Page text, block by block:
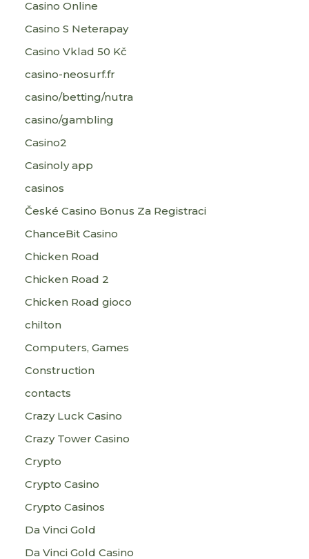
Casino Online
Casino S Neterapay
Casino Vklad 50 Kč
casino-neosurf.fr
casino/betting/nutra
casino/gambling
Casino2
Casinoly app
casinos
České Casino Bonus Za Registraci
ChanceBit Casino
Chicken Road
Chicken Road 2
Chicken Road gioco
chilton
Computers, Games
Construction
contacts
Crazy Luck Casino
Crazy Tower Сasino
Crypto
Crypto Casino
Crypto Casinos
Da Vinci Gold
Da Vinci Gold Casino